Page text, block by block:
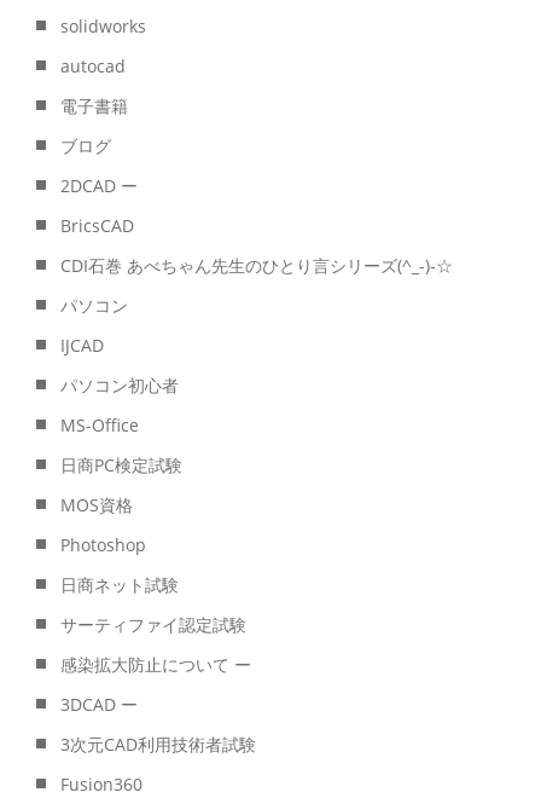
solidworks
autocad
電子書籍
ブログ
2DCAD ー
BricsCAD
CDI石巻 あべちゃん先生のひとり言シリーズ(^_-)-☆
パソコン
IJCAD
パソコン初心者
MS-Office
日商PC検定試験
MOS資格
Photoshop
日商ネット試験
サーティファイ認定試験
感染拡大防止について ー
3DCAD ー
3次元CAD利用技術者試験
Fusion360